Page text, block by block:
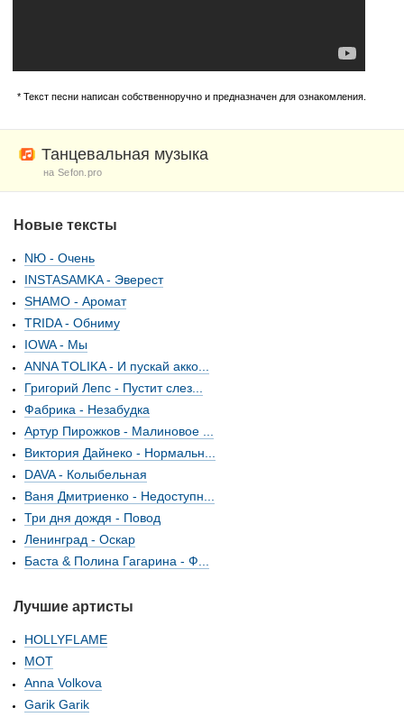
* Текст песни написан собственноручно и предназначен для ознакомления.
Танцевальная музыка
на Sefon.pro
Новые тексты
NЮ - Очень
INSTASAMKA - Эверест
SHAMO - Аромат
TRIDA - Обниму
IOWA - Мы
ANNA TOLIKA - И пускай акко...
Григорий Лепс - Пустит слез...
Фабрика - Незабудка
Артур Пирожков - Малиновое ...
Виктория Дайнеко - Нормальн...
DAVA - Колыбельная
Ваня Дмитриенко - Недоступн...
Три дня дождя - Повод
Ленинград - Оскар
Баста & Полина Гагарина - Ф...
Лучшие артисты
HOLLYFLAME
МОТ
Anna Volkova
Garik Garik